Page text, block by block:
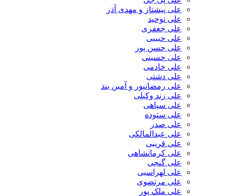
علی پیشتاز و مهدی آذر
علی توحید
علی جعفری
علی حبیبی
علی حسن پور
علی حسینی
علی خادمی
علی دشتی
علی رمضانپور و آمین بند
علی زند وکیلی
علی سپاهی
علی ستوده
علی صدر
علی عبدالمالکی
علی قریبی
علی کرمانشاهی
علی گنجی
علی لهراسبی
علی مرتضوی
علی ملک پور